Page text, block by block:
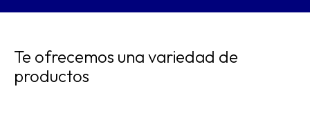
Te ofrecemos una variedad de
productos